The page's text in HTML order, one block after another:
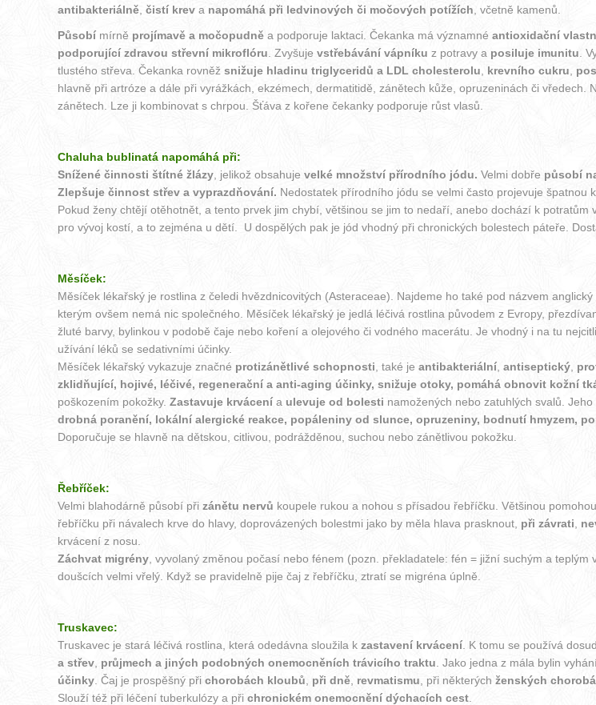
antibakteriálně, čistí krev a napomáhá při ledvinových či močových potížích, včetně kamenů.
Působí mírně projímavě a močopudně a podporuje laktaci. Čekanka má významné antioxidační
podporující zdravou střevní mikroflóru. Zvyšuje vstřebávání vápníku z potravy a posiluje imunitu.
tlustého střeva. Čekanka rovněž snižuje hladinu triglyceridů a LDL cholesterolu, krevního cukru,
hlavně při artróze a dále při vyrážkách, ekzémech, dermatitidě, zánětech kůže, opruzeninách či
zánětech. Lze ji kombinovat s chrpou. Šťáva z kořene čekanky podporuje růst vlasů.
Chaluha bublinatá napomáhá při:
Snížené činnosti štítné žlázy, jelikož obsahuje velké množství přírodního jódu. Velmi dobře působí
Zlepšuje činnost střev a vyprazdňování. Nedostatek přírodního jódu se velmi často projevuje
Pokud ženy chtějí otěhotnět, a tento prvek jim chybí, většinou se jim to nedaří, anebo dochází k
pro vývoj kostí, a to zejména u dětí. U dospělých pak je jód vhodný při chronických bolestech páteře.
Měsíček:
Měsíček lékařský je rostlina z čeledi hvězdnicovitých (Asteraceae). Najdeme ho také pod názvem
kterým ovšem nemá nic společného. Měsíček lékařský je jedlá léčivá rostlina původem z Evropy,
žluté barvy, bylinkou v podobě čaje nebo koření a olejového či vodného macerátu. Je vhodný i na tu
užívání léků se sedativními účinky.
Měsíček lékařský vykazuje značné protizánětlivé schopnosti, také je antibakteriální, antiseptický,
zklidňující, hojivé, léčivé, regenerační a anti-aging účinky, snižuje otoky, pomáhá obnovit kožní
poškozením pokožky. Zastavuje krvácení a ulevuje od bolesti namožených nebo zatuhlých svalů.
drobná poranění, lokální alergické reakce, popáleniny od slunce, opruzeniny, bodnutí hmyzem,
Doporučuje se hlavně na dětskou, citlivou, podrážděnou, suchou nebo zánětlivou pokožku.
Řebříček:
Velmi blahodárně působí při zánětu nervů koupele rukou a nohou s přísadou řebříčku. Většinou
řebříčku při návalech krve do hlavy, doprovázených bolestmi jako by měla hlava prasknout, při závrati,
krvácení z nosu.
Záchvat migrény, vyvolaný změnou počasí nebo fénem (pozn. překladatele: fén = jižní suchým a
doušcích velmi vřelý. Když se pravidelně pije čaj z řebříčku, ztratí se migréna úplně.
Truskavec:
Truskavec je stará léčivá rostlina, která odedávna sloužila k zastavení krvácení. K tomu se používá
a střev, průjmech a jiných podobných onemocněních trávicího traktu. Jako jedna z mála bylin
účinky. Čaj je prospěšný při chorobách kloubů, při dně, revmatismu, při některých ženských
Slouží též při léčení tuberkulózy a při chronickém onemocnění dýchacích cest.